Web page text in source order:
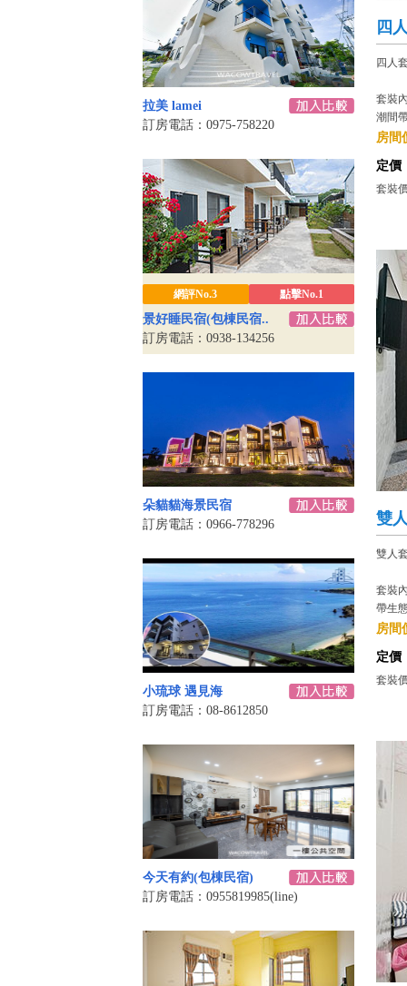
拉美 lamei
訂房電話：0975-758220
網評No.3 點擊No.1
景好睡民宿(包棟民宿..
訂房電話：0938-134256
朵貓貓海景民宿
訂房電話：0966-778296
小琉球 遇見海
訂房電話：08-8612850
今天有約(包棟民宿)
訂房電話：0955819985(line)
四
四人
套裝
潮間
房間
定價
套裝
雙
雙人
套裝
帶生
房間
定價
套裝